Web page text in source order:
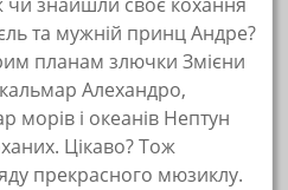
та мужній принц Андре?
планам злючки Змієни
кальмар Алехандро,
морів і океанів Нептун
Цікаво? Тож
прекрасного мюзиклу.